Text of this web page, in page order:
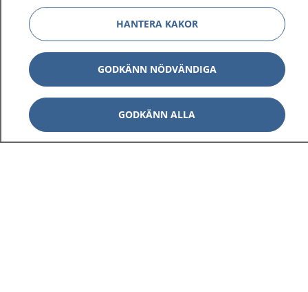
1177 tryggt om din hälsa och vård
På 1177.se får du råd om hälsa och information om
sjukdomar och vilka mottagningar du kan kontakta.
Logga in för att läsa din journal och göra dina
vårdärenden. Ring telefonnummer 1177 för
sjukvårdsrådgivning dygnet runt.
1177 ger dig råd när du vill må bättre.
HANTERA KAKOR
GODKÄNN NÖDVÄNDIGA
GODKÄNN ALLA